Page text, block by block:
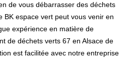
de vous débarrasser des déchets
BK espace vert peut vous venir en
expérience en matière de
de déchets verts 67 en Alsace de
est facilitée avec notre entreprise